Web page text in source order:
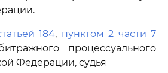
184, пунктом 2 части 7
процессуального
Федерации, судья